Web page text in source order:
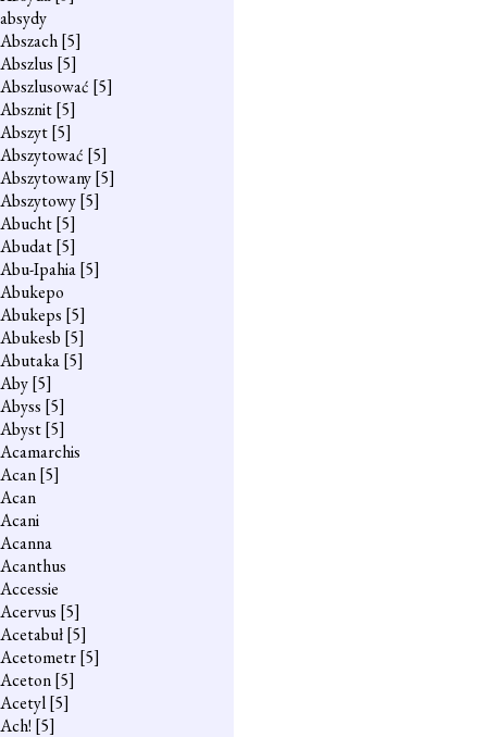
absydy
Abszach[5]
Abszlus [5]
Abszlusować [5]
Absznit[5]
Abszyt[5]
Abszytować [5]
Abszytowany[5]
Abszytowy[5]
Abucht[5]
Abudat[5]
Abu-Ipahia[5]
Abukepo
Abukeps [5]
Abukesb [5]
Abutaka[5]
Aby[5]
Abyss [5]
Abyst[5]
Acamarchis
Acan[5]
Acan
Acani
Acanna
Acanthus
Accessie
Acervus [5]
Acetabuł[5]
Acetometr[5]
Aceton[5]
Acetyl[5]
Ach! [5]